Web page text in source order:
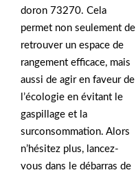
doron 73270. Cela
permet non seulement de
retrouver un espace de
rangement efficace, mais
aussi de agir en faveur de
l’écologie en évitant le
gaspillage et la
surconsommation. Alors
n’hésitez plus, lancez-
vous dans le débarras de